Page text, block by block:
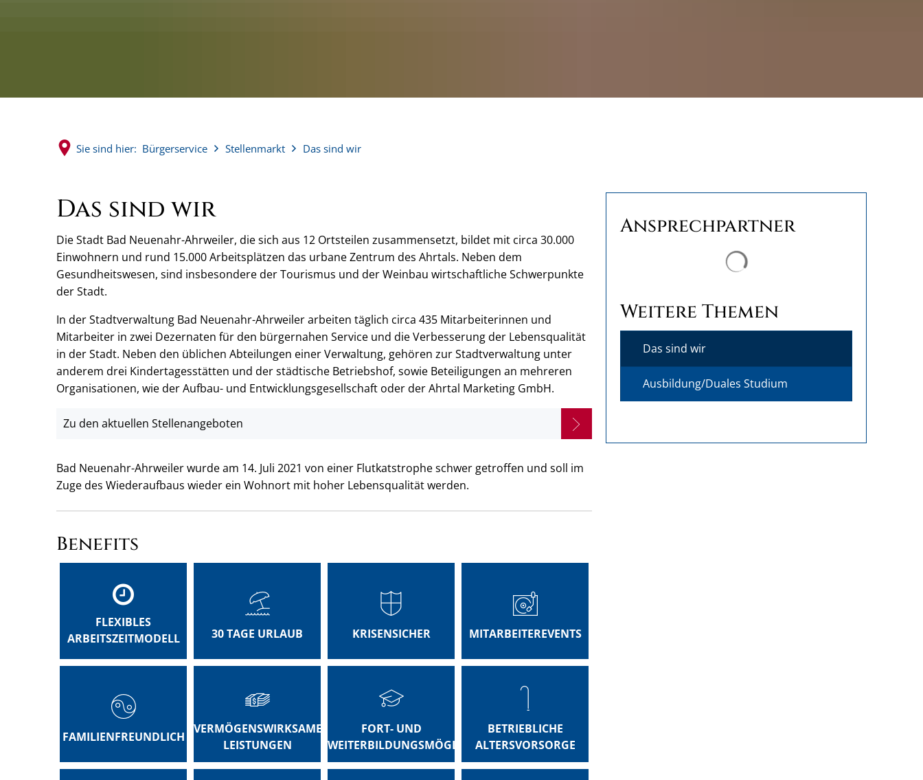
Sie sind hier: Bürgerservice Stellenmarkt Das sind wir
Das sind wir
Die Stadt Bad Neuenahr-Ahrweiler, die sich aus 12 Ortsteilen zusammensetzt, bildet mit circa 30.000
Einwohnern und rund 15.000 Arbeitsplätzen das urbane Zentrum des Ahrtals. Neben dem
Gesundheitswesen, sind insbesondere der Tourismus und der Weinbau wirtschaftliche Schwerpunkte
der Stadt.
In der Stadtverwaltung Bad Neuenahr-Ahrweiler arbeiten täglich circa 435 Mitarbeiterinnen und
Mitarbeiter in zwei Dezernaten für den bürgernahen Service und die Verbesserung der Lebensqualität
in der Stadt. Neben den üblichen Abteilungen einer Verwaltung, gehören zur Stadtverwaltung unter
anderem drei Kindertagesstätten und der städtische Betriebshof, sowie Beteiligungen an mehreren
Organisationen, wie der Aufbau- und Entwicklungsgesellschaft oder der Ahrtal Marketing GmbH.
Zu den aktuellen Stellenangeboten
Bad Neuenahr-Ahrweiler wurde am 14. Juli 2021 von einer Flutkatstrophe schwer getroffen und soll im
Zuge des Wiederaufbaus wieder ein Wohnort mit hoher Lebensqualität werden.
Benefits
FLEXIBLES
ARBEITSZEITMODELL
30 TAGE URLAUB KRISENSICHER MITARBEITEREVENTS
FAMILIENFREUNDLICH
VERMÖGENSWIRKSAME
LEISTUNGEN
FORT- UND
WEITERBILDUNGSMÖGLICHKEITEN
BETRIEBLICHE
ALTERSVORSORGE
Ansprechpartner
Weitere Themen
Das sind wir
Ausbildung/Duales Studium